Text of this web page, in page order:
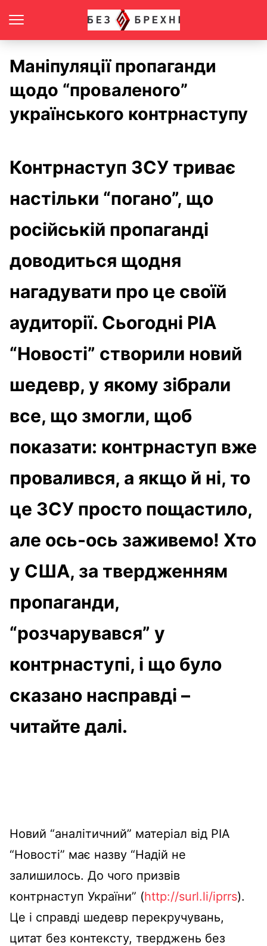
Маніпуляції пропаганди
щодо “проваленого”
українського контрнаступу
Контрнаступ ЗСУ триває
настільки “погано”, що
російській пропаганді
доводиться щодня
нагадувати про це своїй
аудиторії. Сьогодні РІА
“Новості” створили новий
шедевр, у якому зібрали
все, що змогли, щоб
показати: контрнаступ вже
провалився, а якщо й ні, то
це ЗСУ просто пощастило,
але ось-ось заживемо! Хто
у США, за твердженням
пропаганди,
“розчарувався” у
контрнаступі, і що було
сказано насправді –
читайте далі.
Новий “аналітичний” матеріал від РІА
“Новості” має назву “Надій не
залишилось. До чого призвів
контрнаступ України” (http://surl.li/iprrs).
Це і справді шедевр перекручувань,
цитат без контексту, тверджень без